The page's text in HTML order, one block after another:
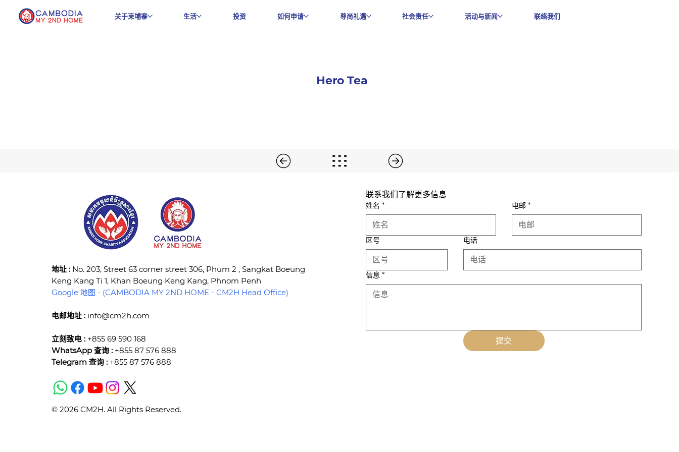
关于柬埔寨 生活 投资 如何申请 尊尚礼遇 社会责任 活动与新闻 联络我们
Hero Tea
​地址 : No. 203, Street 63 corner street 306, Phum 2 , Sangkat Boeung
Keng Kang Ti 1, Khan Boeung Keng Kang, Phnom Penh
Google 地图 - (CAMBODIA MY 2ND HOME - CM2H Head Office)
电邮地址 : info@cm2h.com
立刻致电 : +855 69 590 168
WhatsApp 查询 : +855 87 576 888
Telegram 查询 : +855 87 576 888
© 2026 CM2H. All Rights Reserved.
联系我们了解更多信息
姓名 * 电邮 *
区号 电话
信息 *
提交